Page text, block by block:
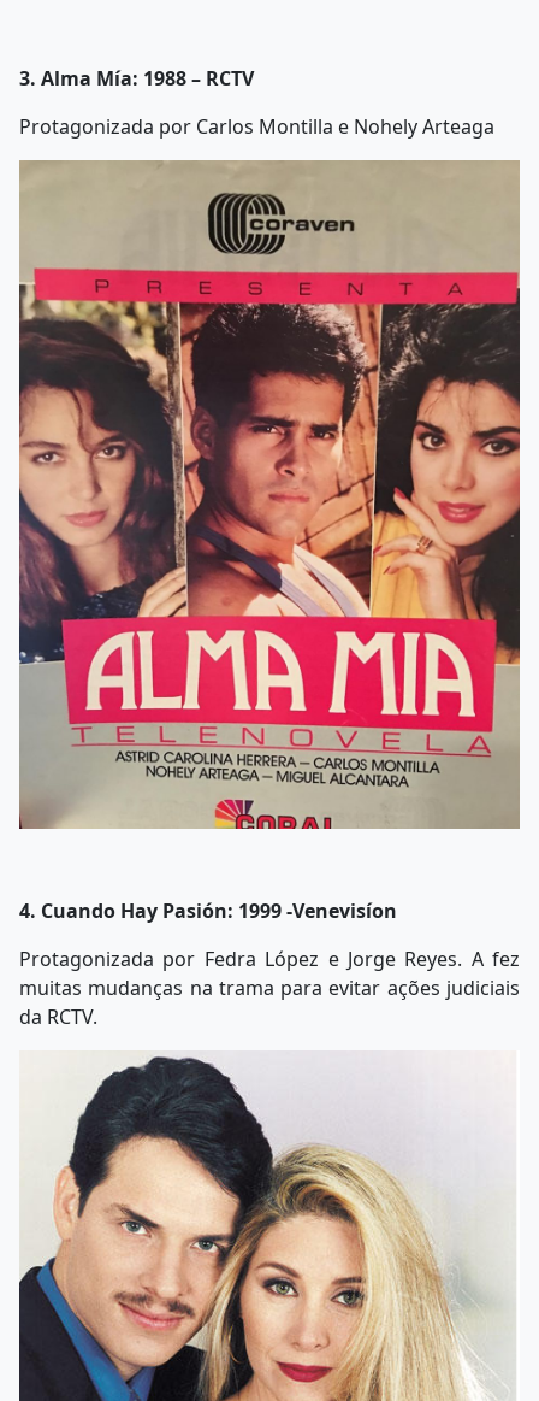
3. Alma Mía: 1988 – RCTV
Protagonizada por Carlos Montilla e Nohely Arteaga
4. Cuando Hay Pasión: 1999 -Venevisíon
Protagonizada por Fedra López e Jorge Reyes. A fez
muitas mudanças na trama para evitar ações judiciais
da RCTV.